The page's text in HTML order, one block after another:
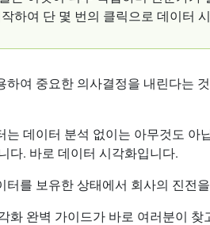
하여 단 몇 번의 클릭으로 데이터
하여 중요한 의사결정을 내린다는
는 데이터 분석 없이는 아무것도 아
다. 바로 데이터 시각화입니다.
터를 보유한 상태에서 회사의 진전
화 완벽 가이드가 바로 여러분이 찾